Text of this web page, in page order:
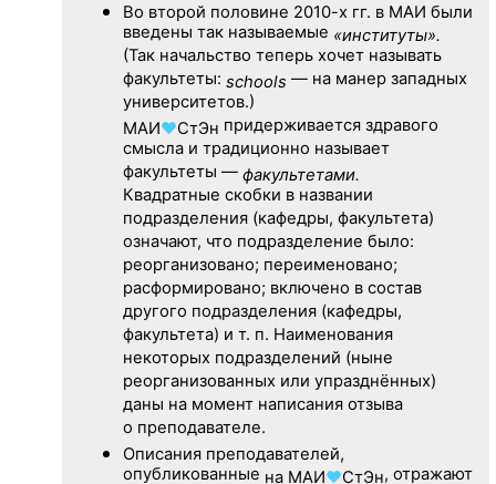
Во второй половине 2010-х гг. в МАИ были
введены так называемые «институты».
(Так начальство теперь хочет называть
факультеты: schools — на манер западных
университетов.)
МАИ♥СтЭн придерживается здравого
смысла и традиционно называет
факультеты — факультетами.
Квадратные скобки в названии
подразделения (кафедры, факультета)
означают, что подразделение было:
реорганизовано; переименовано;
расформировано; включено в состав
другого подразделения (кафедры,
факультета) и т. п. Наименования
некоторых подразделений (ныне
реорганизованных или упразднённых)
даны на момент написания отзыва
о преподавателе.
Описания преподавателей,
опубликованные на МАИ♥СтЭн, отражают